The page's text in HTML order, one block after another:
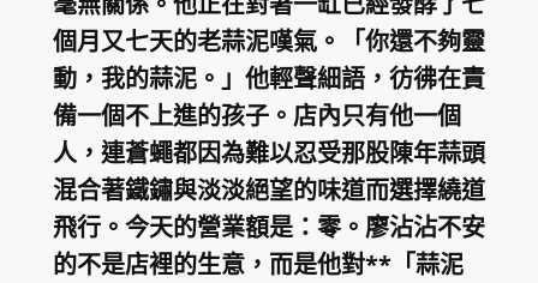
個月又七天的老蒜泥嘆氣。「你還不夠靈
動，我的蒜泥。」他輕聲細語，彷彿在責
備一個不上進的孩子。店內只有他一個
人，連蒼蠅都因為難以忍受那股陳年蒜頭
混合著鐵鏽與淡淡絕望的味道而選擇繞道
飛行。今天的營業額是：零。廖沾沾不安
的不是店裡的生意，而是他對**「蒜泥